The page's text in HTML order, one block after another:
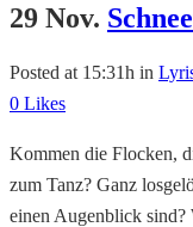
29 Nov.
Posted at 15:31h in
0 Likes
Kommen die Flocken,
zum Tanz? Ganz
einen Augenblick sind?